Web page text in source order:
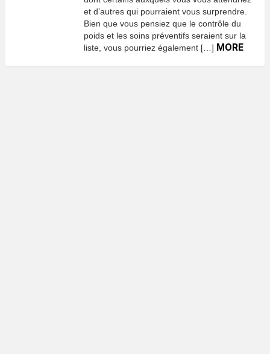
et d’autres qui pourraient vous surprendre.
Bien que vous pensiez que le contrôle du
poids et les soins préventifs seraient sur la
liste, vous pourriez également […] MORE